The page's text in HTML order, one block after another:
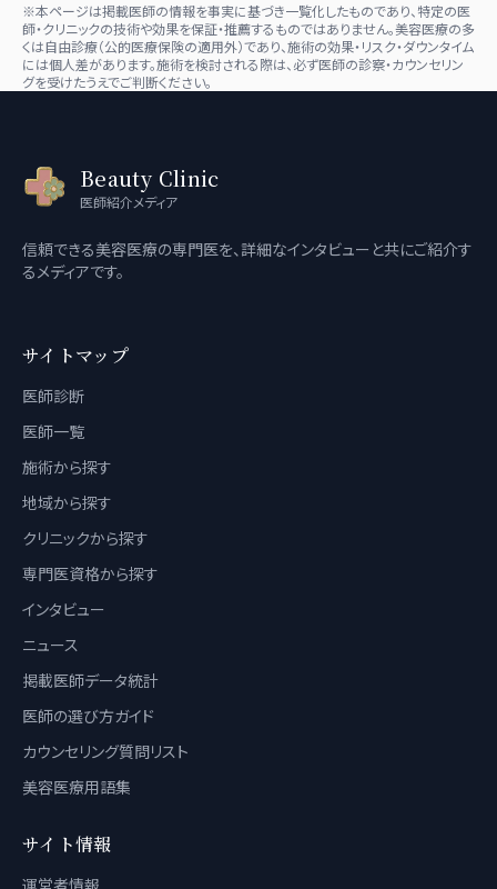
※本ページは掲載医師の情報を事実に基づき一覧化したものであり、特定の医
師・クリニックの技術や効果を保証・推薦するものではありません。美容医療の多
くは自由診療（公的医療保険の適用外）であり、施術の効果・リスク・ダウンタイム
には個人差があります。施術を検討される際は、必ず医師の診察・カウンセリン
グを受けたうえでご判断ください。
Beauty Clinic
医師紹介メディア
信頼できる美容医療の専門医を、詳細なインタビューと共にご紹介す
るメディアです。
サイトマップ
医師診断
医師一覧
施術から探す
地域から探す
クリニックから探す
専門医資格から探す
インタビュー
ニュース
掲載医師データ統計
医師の選び方ガイド
カウンセリング質問リスト
美容医療用語集
サイト情報
運営者情報